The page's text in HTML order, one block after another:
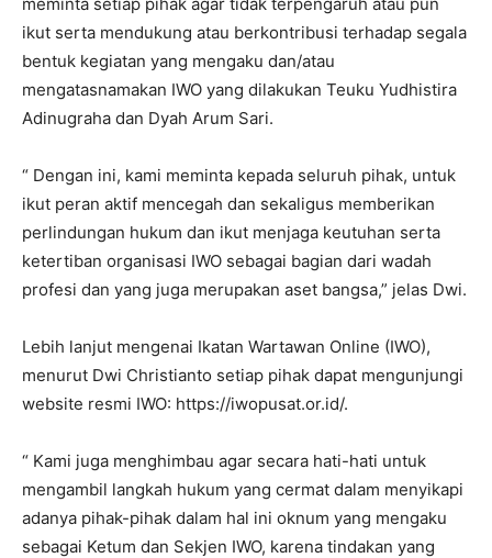
ikut serta mendukung atau berkontribusi terhadap segala
bentuk kegiatan yang mengaku dan/atau
mengatasnamakan IWO yang dilakukan Teuku Yudhistira
Adinugraha dan Dyah Arum Sari.
“ Dengan ini, kami meminta kepada seluruh pihak, untuk
ikut peran aktif mencegah dan sekaligus memberikan
perlindungan hukum dan ikut menjaga keutuhan serta
ketertiban organisasi IWO sebagai bagian dari wadah
profesi dan yang juga merupakan aset bangsa,” jelas Dwi.
Lebih lanjut mengenai Ikatan Wartawan Online (IWO),
menurut Dwi Christianto setiap pihak dapat mengunjungi
website resmi IWO: https://iwopusat.or.id/.
“ Kami juga menghimbau agar secara hati-hati untuk
mengambil langkah hukum yang cermat dalam menyikapi
adanya pihak-pihak dalam hal ini oknum yang mengaku
sebagai Ketum dan Sekjen IWO, karena tindakan yang